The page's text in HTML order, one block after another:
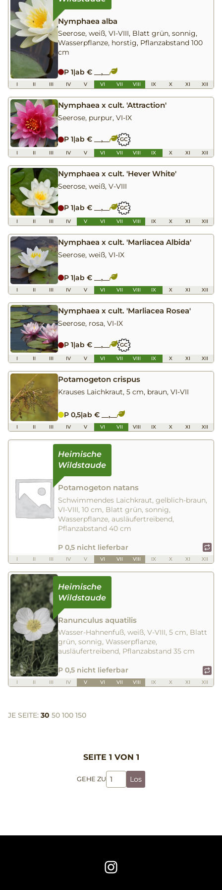
Nymphaea alba
Seerose, weiß, VI-VIII, Blatt grün, sonnig,
Wasserpflanze, horstig, Pflanzabstand 100
cm
P 1|ab € __,__
I II III IV V VI VII VIII IX X XI XII
Nymphaea x cult. 'Attraction'
Seerose, purpur, VI-IX
P 1|ab € __,__ GC
I II III IV V VI VII VIII IX X XI XII
Nymphaea x cult. 'Hever White'
Seerose, weiß, V-VIII
P 1|ab € __,__ GC
I II III IV V VI VII VIII IX X XI XII
Nymphaea x cult. 'Marliacea Albida'
Seerose, weiß, VI-IX
P 1|ab € __,__
I II III IV V VI VII VIII IX X XI XII
Nymphaea x cult. 'Marliacea Rosea'
Seerose, rosa, VI-IX
P 1|ab € __,__ GC
I II III IV V VI VII VIII IX X XI XII
Potamogeton crispus
Krauses Laichkraut, 5 cm, braun, VI-VII
P 0,5|ab € __,__
I II III IV V VI VII VIII IX X XI XII
Potamogeton natans
Schwimmendes Laichkraut, gelblich-braun,
VI-VIII, 10 cm, Blatt grün, sonnig,
Wasserpflanze, ausläufertreibend,
Pflanzabstand 40 cm
P 0,5 nicht lieferbar
I II III IV V VI VII VIII IX X XI XII
Ranunculus aquatilis
Wasser-Hahnenfuß, weiß, V-VIII, 5 cm, Blatt
grün, sonnig, Wasserpflanze,
ausläufertreibend, Pflanzabstand 35 cm
P 0,5 nicht lieferbar
I II III IV V VI VII VIII IX X XI XII
JE SEITE: 30 50 100 150
SEITE 1 VON 1
GEHE ZU Los